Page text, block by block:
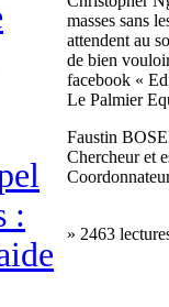
:
masses sans
attendent au
de bien
facebook «
Le Palmier
Faustin
Chercheur et
» 2463